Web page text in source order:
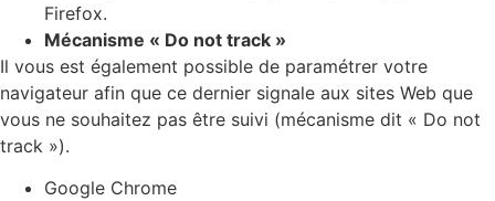
Firefox.
Mécanisme « Do not track »
Il vous est également possible de paramétrer votre
navigateur afin que ce dernier signale aux sites Web que
vous ne souhaitez pas être suivi (mécanisme dit « Do not
track »).
Google Chrome